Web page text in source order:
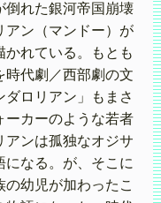
倒れた銀河帝国崩壊
アン（マンドー）が
かれている。もとも
時代劇／西部劇の文
ロリアン」もまさ
ーカーのような若者
アンは孤独なオジサ
になる。が、そこに
幼児が加わったこ